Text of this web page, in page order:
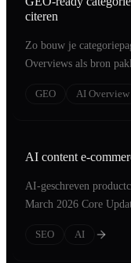
citeren
Zo bouw je
Overviews als bron
GEO
AI Overview
AI content e-
AI-geschreven
March 2026 Core
SEO
AI